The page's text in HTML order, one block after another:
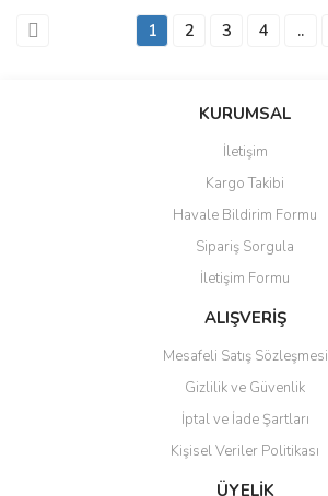
1 2 3 4 ..
KURUMSAL
İletişim
Kargo Takibi
Havale Bildirim Formu
Sipariş Sorgula
İletişim Formu
ALIŞVERİŞ
Mesafeli Satış Sözleşmesi
Gizlilik ve Güvenlik
İptal ve İade Şartları
Kişisel Veriler Politikası
ÜYELİK